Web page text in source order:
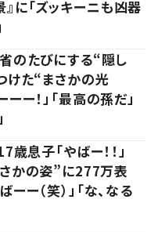
に「ズッキーニも凶器
のたびにする“隠し
けた“まさかの光
ー！」「最高の孫だ」
息子「やばー！！」
かの姿”に277万表
ー（笑）」「な、なる